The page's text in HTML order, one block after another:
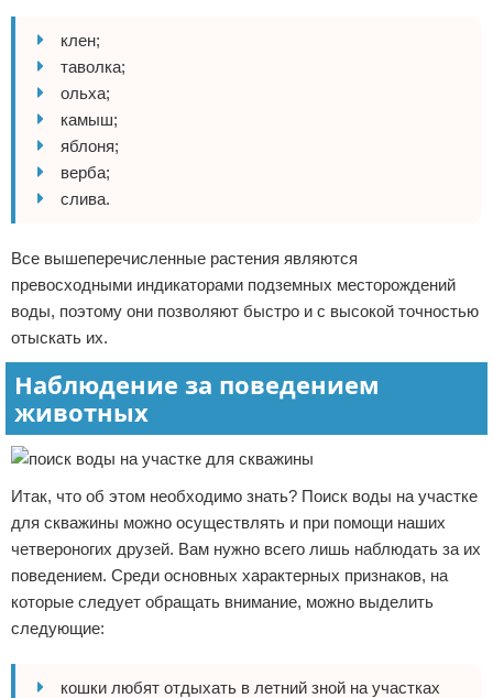
клен;
таволка;
ольха;
камыш;
яблоня;
верба;
слива.
Все вышеперечисленные растения являются
превосходными индикаторами подземных месторождений
воды, поэтому они позволяют быстро и с высокой точностью
отыскать их.
Наблюдение за поведением
животных
Итак, что об этом необходимо знать? Поиск воды на участке
для скважины можно осуществлять и при помощи наших
четвероногих друзей. Вам нужно всего лишь наблюдать за их
поведением. Среди основных характерных признаков, на
которые следует обращать внимание, можно выделить
следующие:
кошки любят отдыхать в летний зной на участках